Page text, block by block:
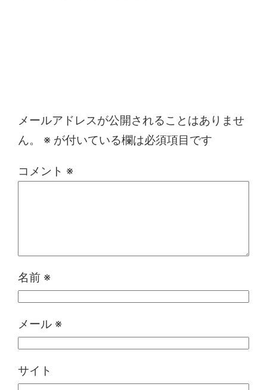
メールアドレスが公開されることはありませ
ん。
※ が付いている欄は必須項目です
コメント ※
名前 ※
メール ※
サイト